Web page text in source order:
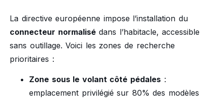
La directive européenne impose l’installation du
connecteur normalisédans l’habitacle, accessible
sans outillage. Voici les zones de recherche
prioritaires :
Zone sous le volant côté pédales :
emplacement privilégié sur 80% des modèles